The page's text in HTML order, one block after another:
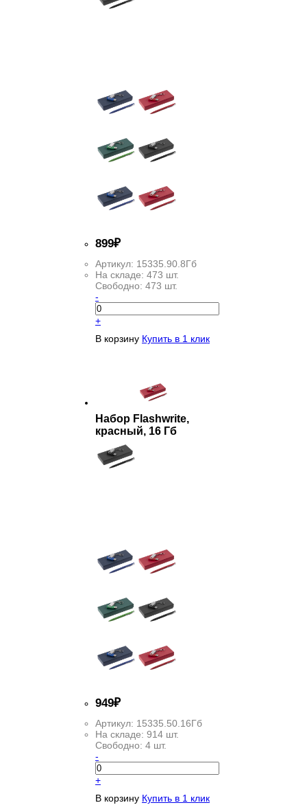
899₽
Артикул: 15335.90.8Гб
На складе: 473 шт.
Свободно: 473 шт.
-
+
В корзину Купить в 1 клик
Набор Flashwrite,
красный, 16 Гб
949₽
Артикул: 15335.50.16Гб
На складе: 914 шт.
Свободно: 4 шт.
-
+
В корзину Купить в 1 клик